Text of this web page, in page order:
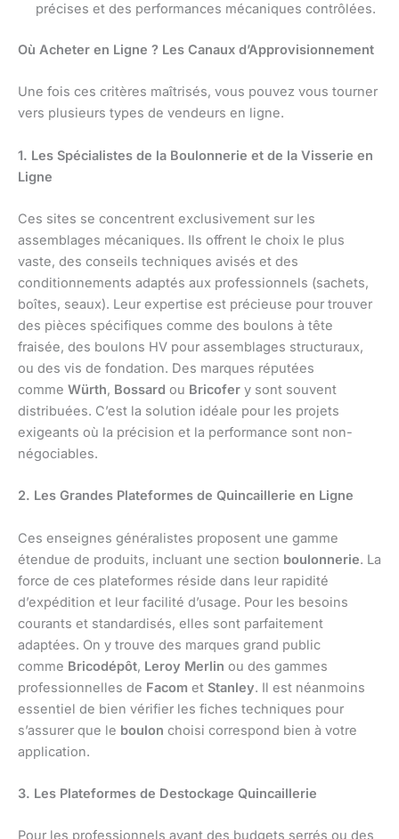
précises et des performances mécaniques contrôlées.
Où Acheter en Ligne ? Les Canaux d’Approvisionnement
Une fois ces critères maîtrisés, vous pouvez vous tourner
vers plusieurs types de vendeurs en ligne.
1. Les Spécialistes de la Boulonnerie et de la Visserie en
Ligne
Ces sites se concentrent exclusivement sur les
assemblages mécaniques. Ils offrent le choix le plus
vaste, des conseils techniques avisés et des
conditionnements adaptés aux professionnels (sachets,
boîtes, seaux). Leur expertise est précieuse pour trouver
des pièces spécifiques comme des boulons à tête
fraisée, des boulons HV pour assemblages structuraux,
ou des vis de fondation. Des marques réputées
comme Würth, Bossard ou Bricofer y sont souvent
distribuées. C’est la solution idéale pour les projets
exigeants où la précision et la performance sont non-
négociables.
2. Les Grandes Plateformes de Quincaillerie en Ligne
Ces enseignes généralistes proposent une gamme
étendue de produits, incluant une section boulonnerie. La
force de ces plateformes réside dans leur rapidité
d’expédition et leur facilité d’usage. Pour les besoins
courants et standardisés, elles sont parfaitement
adaptées. On y trouve des marques grand public
comme Bricodépôt, Leroy Merlin ou des gammes
professionnelles de Facom et Stanley. Il est néanmoins
essentiel de bien vérifier les fiches techniques pour
s’assurer que le boulon choisi correspond bien à votre
application.
3. Les Plateformes de Destockage Quincaillerie
Pour les professionnels ayant des budgets serrés ou des